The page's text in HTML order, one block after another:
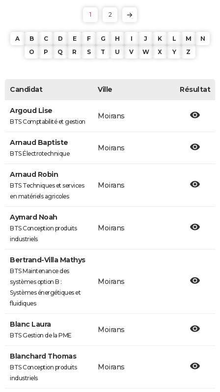
1 2
A B C D E F G H I J K L M
N
O
P Q R S T U V W X Y Z
Candidat Ville Résultat
Argoud Lise
BTS Comptabilité et gestion
Moirans
Arnaud Baptiste
BTS Électrotechnique
Moirans
Arnaud Robin
BTS Techniques et services
en matériels agricoles
Moirans
Aymard Noah
BTS Conception produits
industriels
Moirans
Bertrand-Villa Mathys
BTS Maintenance des
systèmes option B :
Systèmes énergétiques et
fluidiques
Moirans
Blanc Laura
BTS Gestion de la PME
Moirans
Blanchard Thomas
BTS Conception produits
industriels
Moirans